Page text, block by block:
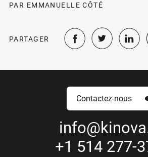
PAR EMMANUELLE CÔTÉ
PARTAGER
Contactez-nous
info
+1 514 277-